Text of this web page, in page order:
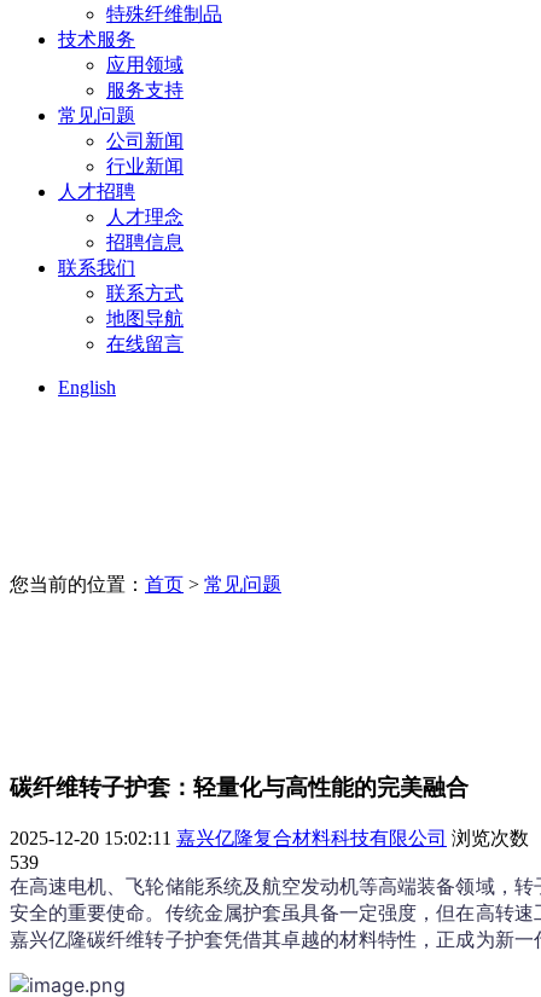
特殊纤维制品
技术服务
应用领域
服务支持
常见问题
公司新闻
行业新闻
人才招聘
人才理念
招聘信息
联系我们
联系方式
地图导航
在线留言
English
您当前的位置： 首页 > 常见问题
碳纤维转子护套：轻量化与高性能的完美融合
2025-12-20 15:02:11 嘉兴亿隆复合材料科技有限公司 浏览次数
539
在高速电机、飞轮储能系统及航空发动机等高端装备领域，
安全的重要使命。传统金属护套虽具备一定强度，但在高转
嘉兴亿隆碳纤维转子护套凭借其卓越的材料特性，正成为新